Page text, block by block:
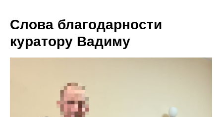
Слова благодарности
куратору Вадиму